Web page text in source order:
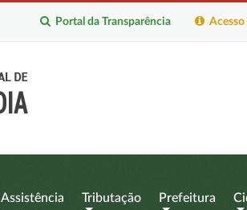
Acesso
Portal da Transparência
Assistência
Tributação Prefeitura